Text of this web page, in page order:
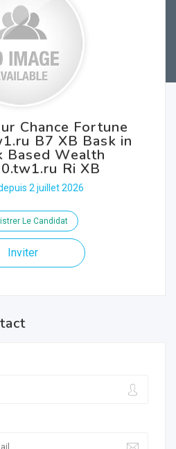
Chance Fortune
B7 XB Bask in
Based Wealth
Ri XB
2 juillet 2026
Le Candidat
Inviter